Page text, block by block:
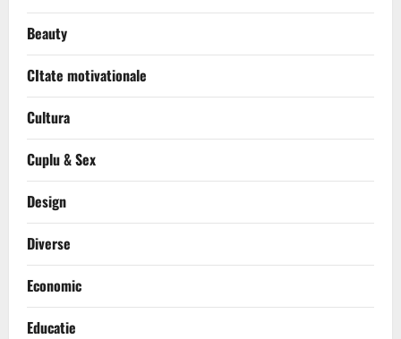
Beauty
CItate motivationale
Cultura
Cuplu & Sex
Design
Diverse
Economic
Educatie